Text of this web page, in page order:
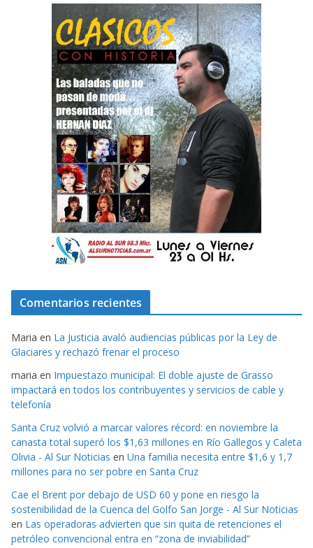
Comentarios recientes
Maria en La Justicia avaló audiencias públicas por la Ley de
Glaciares y rechazó frenar el proceso
maria en Impuestazo municipal: El doble ajuste de Grasso
impactará en todos los contribuyentes y servicios de cable y
telefonía
Santa Cruz volvió a marcar valores récord: en noviembre la
canasta total superó los $1,63 millones en Río Gallegos y Caleta
Olivia - Al Sur Noticias en Una familia necesita entre $1,6 y 1,7
millones para no ser pobre en Santa Cruz
Cae el Brent por debajo de USD 60 y pone en riesgo la
sostenibilidad de la Cuenca del Golfo San Jorge - Al Sur Noticias
en Las operadoras advierten que sin quita de retenciones el
petróleo convencional entra en “zona de inviabilidad”